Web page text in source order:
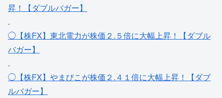
昇！【ダブルバガー】
.
◯【株FX】東北電力が株価２.５倍に大幅上昇！【ダブル
バガー】
.
◯【株FX】やまびこが株価２.４１倍に大幅上昇！【ダブ
ルバガー】